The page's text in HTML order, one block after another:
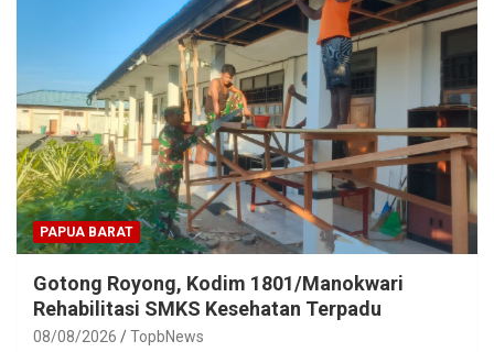
PAPUA BARAT
Gotong Royong, Kodim 1801/Manokwari
Rehabilitasi SMKS Kesehatan Terpadu
08/08/2026 TopbNews